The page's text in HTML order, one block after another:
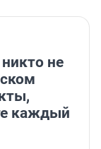
не
каждый